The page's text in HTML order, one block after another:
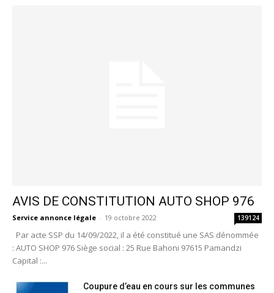
AVIS DE CONSTITUTION AUTO SHOP 976
Service annonce légale - 19 octobre 2022 139124
Par acte SSP du 14/09/2022, il a été constitué une SAS dénommée
: AUTO SHOP 976 Siège social : 25 Rue Bahoni 97615 Pamandzi
Capital :...
Coupure d’eau en cours sur les communes